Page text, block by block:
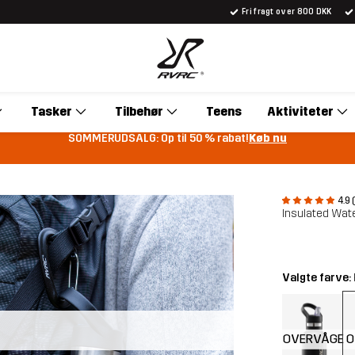
Fri fragt over 800 DKK
Tasker Tilbehør Teens Aktiviteter
SOMMERUDSALG: Op til 50 % rabat!Køb nu
4.9
Insulated
Valgte farve:
OVERVÅGE